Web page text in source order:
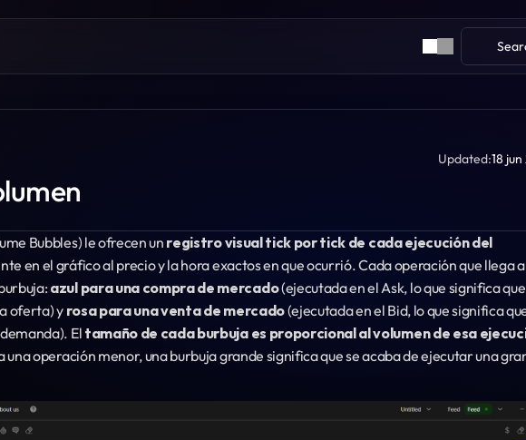
Updated:18
Bubbles) le ofrecen un registro visual tick por tick de cada ejecución del
en el gráfico al precio y la hora exactos en que ocurrió. Cada operación que llega
azul para una compra de mercado (ejecutada en el Ask, lo que significa
oferta) y rosa para una venta de mercado (ejecutada en el Bid, lo que significa
El tamaño de cada burbuja es proporcional al volumen de esa
una operación menor, una burbuja grande significa que se acaba de ejecutar una